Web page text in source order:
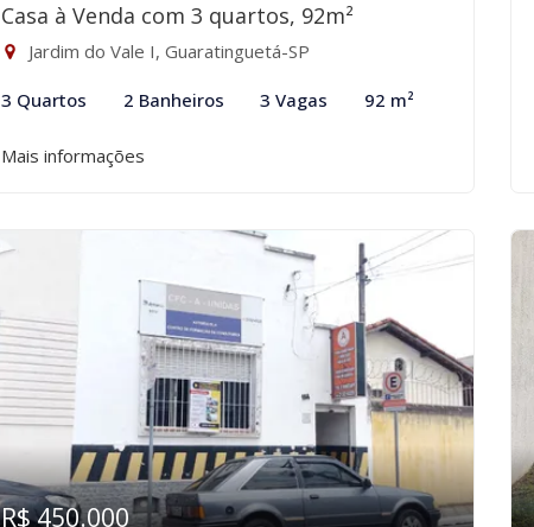
Casa à Venda com 3 quartos, 92m²
Jardim do Vale I, Guaratinguetá-SP
3 Quartos 2 Banheiros 3 Vagas 92 m²
Mais informações
R$ 450.000